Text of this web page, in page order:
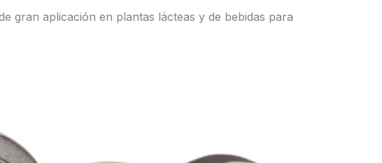
gran aplicación en plantas lácteas y de bebidas para